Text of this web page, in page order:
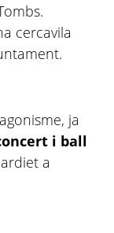
cercavila
ja
i ball
a